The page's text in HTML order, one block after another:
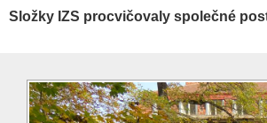
Složky IZS procvičovaly společné